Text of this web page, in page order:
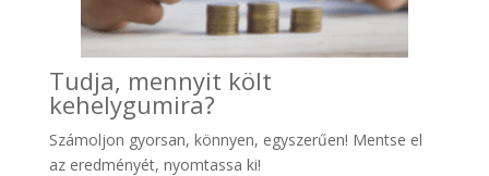
Tudja, mennyit költ
kehelygumira?
Számoljon gyorsan, könnyen, egyszerűen! Mentse el
az eredményét, nyomtassa ki!